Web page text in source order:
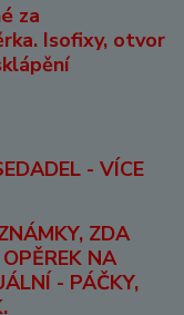
za
Isofixy, otvor
- VÍCE
ZDA
NA
- PÁČKY,